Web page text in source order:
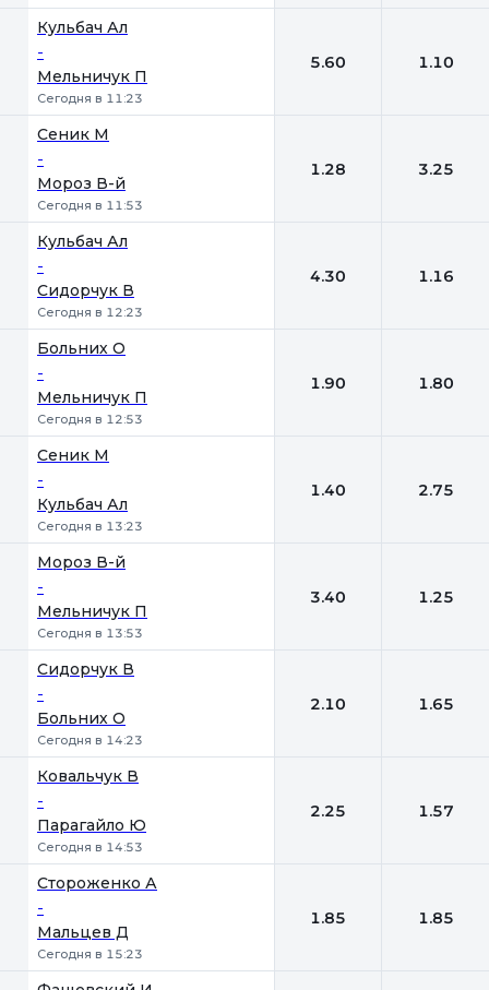
Кульбач Ал
-
Мельничук П
Сегодня в 11:23
5.60 1.10
Сеник М
-
Мороз В-й
Сегодня в 11:53
1.28 3.25
Кульбач Ал
-
Сидорчук В
Сегодня в 12:23
4.30 1.16
Больних О
-
Мельничук П
Сегодня в 12:53
1.90 1.80
Сеник М
-
Кульбач Ал
Сегодня в 13:23
1.40 2.75
Мороз В-й
-
Мельничук П
Сегодня в 13:53
3.40 1.25
Сидорчук В
-
Больних О
Сегодня в 14:23
2.10 1.65
Ковальчук В
-
Парагайло Ю
Сегодня в 14:53
2.25 1.57
Стороженко А
-
Мальцев Д
Сегодня в 15:23
1.85 1.85